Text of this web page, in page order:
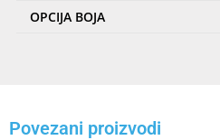
OPCIJA BOJA
Povezani proizvodi